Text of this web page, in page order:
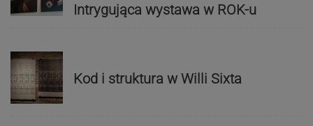
Intrygująca wystawa w ROK-u
Kod i struktura w Willi Sixta